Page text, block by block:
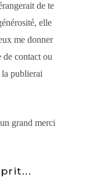
de te
elle
me donner
de contact ou
la publierai
grand merci